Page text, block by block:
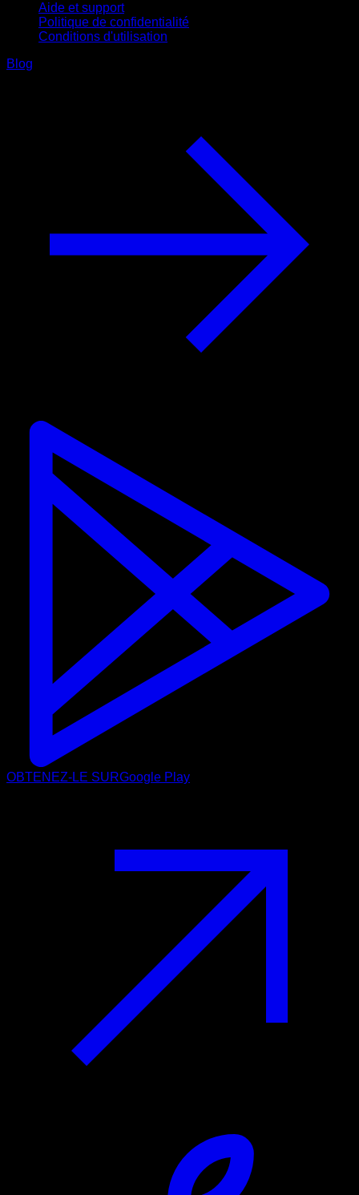
Aide et support
Politique de confidentialité
Conditions d'utilisation
Blog
OBTENEZ-LE SURGoogle Play